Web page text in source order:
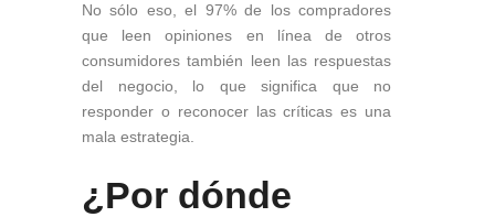
No sólo eso, el 97% de los compradores
que leen opiniones en línea de otros
consumidores también leen las respuestas
del negocio, lo que significa que no
responder o reconocer las críticas es una
mala estrategia.
¿Por dónde